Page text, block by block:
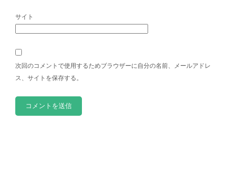
サイト
次回のコメントで使用するためブラウザーに自分の名前、メールアドレ
ス、サイトを保存する。